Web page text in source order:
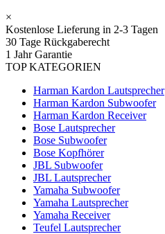
×
Kostenlose Lieferung in 2-3 Tagen
30 Tage Rückgaberecht
1 Jahr Garantie
TOP KATEGORIEN
Harman Kardon Lautsprecher
Harman Kardon Subwoofer
Harman Kardon Receiver
Bose Lautsprecher
Bose Subwoofer
Bose Kopfhörer
JBL Subwoofer
JBL Lautsprecher
Yamaha Subwoofer
Yamaha Lautsprecher
Yamaha Receiver
Teufel Lautsprecher